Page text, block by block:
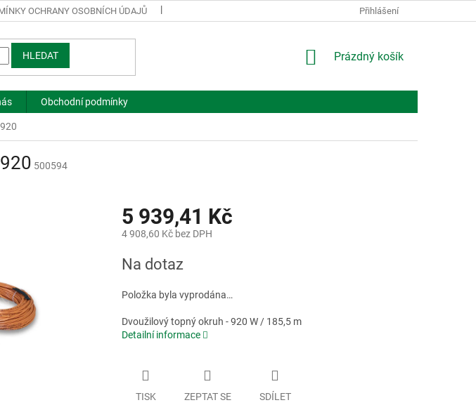
OCHRANY OSOBNÍCH ÚDAJŮ Přihlášení
HLEDAT
NÁKUPNÍ
Prázdný košík
Obchodní podmínky
500594
5 939,41 Kč
4 908,60 Kč bez DPH
cena:
Na dotaz
Položka byla vyprodána…
Dvoužilový topný okruh - 920 W / 185,5 m
Detailní informace
TISK ZEPTAT SE SDÍLET